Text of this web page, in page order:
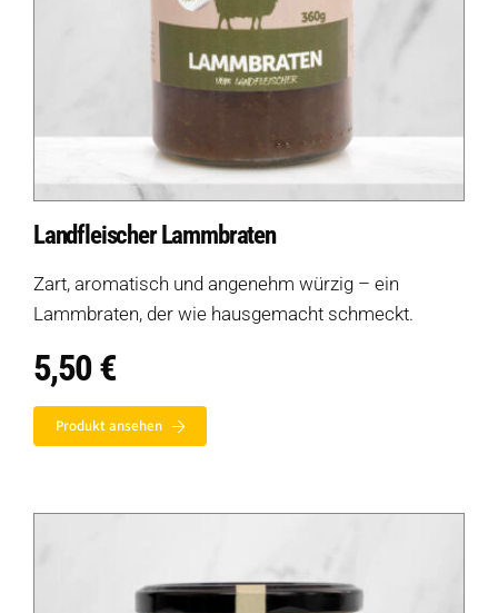
Landfleischer Lammbraten
Zart, aromatisch und angenehm würzig – ein
Lammbraten, der wie hausgemacht schmeckt.
5,50€
Produkt ansehen